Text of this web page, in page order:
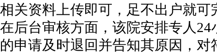
相关资料上传即可，足不出户就可
在后台审核方面，该院安排专人
的申请及时退回并告知其原因，